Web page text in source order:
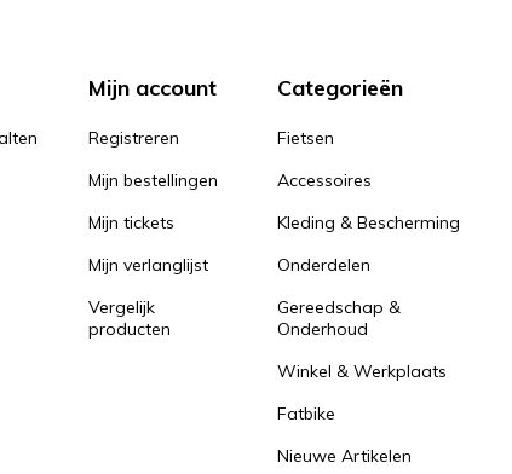
Mijn account
Registreren
Mijn bestellingen
Mijn tickets
Mijn verlanglijst
Vergelijk
producten
Categorieën
Fietsen
Accessoires
Kleding & Bescherming
Onderdelen
Gereedschap &
Onderhoud
Winkel & Werkplaats
Fatbike
Nieuwe Artikelen